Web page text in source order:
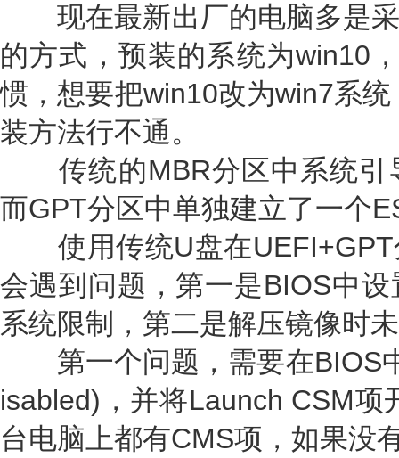
现在最新出厂的电脑多是采
的方式，预装的系统为win10
惯，想要把win10改为win7系
装方法行不通。
传统的MBR分区中系统引
而GPT分区中单独建立了一个
使用传统U盘在UEFI+GPT
会遇到问题，第一是BIOS中
系统限制，第二是解压镜像时
第一个问题，需要在BIOS
isabled)，并将Launch CSM项
台电脑上都有CMS项，如果没